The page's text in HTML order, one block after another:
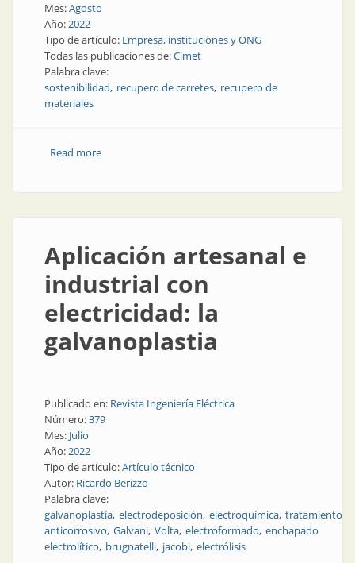
Mes:Agosto
Año:2022
Tipo de artículo: Empresa, instituciones y ONG
Todas las publicaciones de:Cimet
Palabra clave:
sostenibilidad recupero de carretes recupero de
materiales
Read moreabout Las claves de sostenibilidad en una empresa
Aplicación artesanal e
industrial con
electricidad: la
galvanoplastia
Publicado en: Revista Ingeniería Eléctrica
Número:379
Mes: Julio
Año:2022
Tipo de artículo:Artículo técnico
Autor: Ricardo Berizzo
Palabra clave:
galvanoplastía electrodeposición electroquímica tratamiento
anticorrosivo Galvani Volta electroformado enchapado
electrolítico brugnatelli jacobi electrólisis